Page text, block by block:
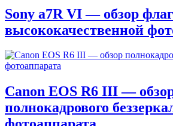
Sony a7R VI — обзор
высококачественной
Canon EOS R6 III —
полнокадрового